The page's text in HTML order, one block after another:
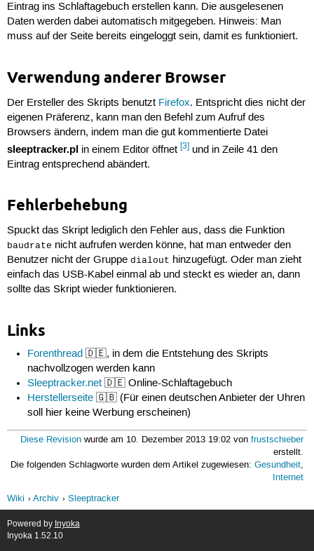
Eintrag ins Schlaftagebuch erstellen kann. Die ausgelesenen
Daten werden dabei automatisch mitgegeben. Hinweis: Man
muss auf der Seite bereits eingeloggt sein, damit es funktioniert.
Verwendung anderer Browser
Der Ersteller des Skripts benutzt Firefox. Entspricht dies nicht der
eigenen Präferenz, kann man den Befehl zum Aufruf des
Browsers ändern, indem man die gut kommentierte Datei
sleeptracker.pl in einem Editor öffnet [3]und in Zeile 41 den
Eintrag entsprechend abändert.
Fehlerbehebung
Spuckt das Skript lediglich den Fehler aus, dass die Funktion
baudrate nicht aufrufen werden könne, hat man entweder den
Benutzer nicht der Gruppe dialout hinzugefügt. Oder man zieht
einfach das USB-Kabel einmal ab und steckt es wieder an, dann
sollte das Skript wieder funktionieren.
Links
Forenthread 🇩🇪, in dem die Entstehung des Skripts
nachvollzogen werden kann
Sleeptracker.net 🇩🇪 Online-Schlaftagebuch
Herstellerseite 🇬🇧 (Für einen deutschen Anbieter der Uhren
soll hier keine Werbung erscheinen)
Diese Revision wurde am 10. Dezember 2013 19:02 vonfrustschieber
erstellt.
Die folgenden Schlagworte wurden dem Artikel zugewiesen:Gesundheit,
Internet
Wiki
Archiv Sleeptracker
Powered by Inyoka
Inyoka 1.52.10